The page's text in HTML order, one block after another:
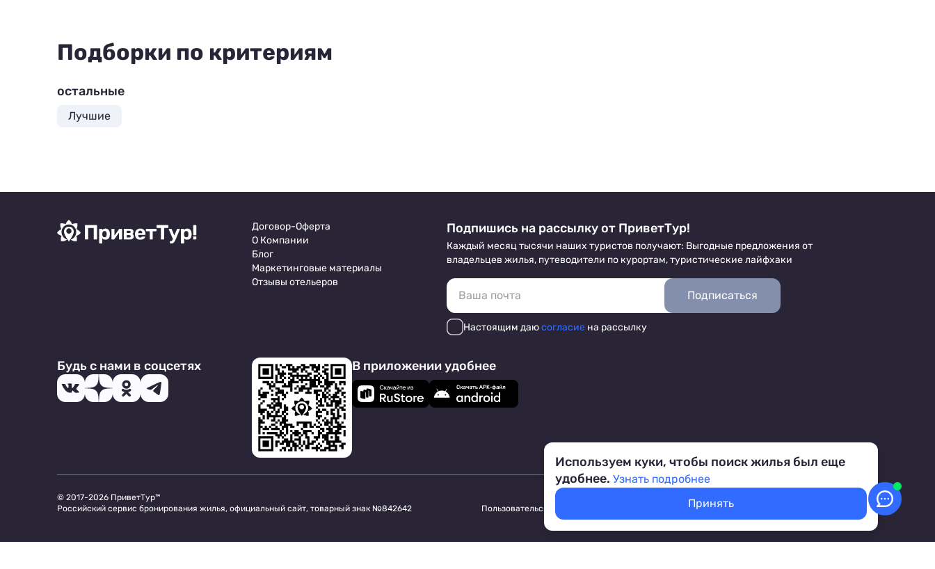
Подборки по критериям
остальные
Лучшие
Договор-Оферта
О Компании
Блог
Маркетинговые материалы
Отзывы отельеров
Подпишись на рассылку от ПриветТур!
Каждый месяц тысячи наших туристов получают: Выгодные предложения от
владельцев жилья, путеводители по курортам, туристические лайфхаки
Подписаться
Настоящим даюсогласие на рассылку
Будь с нами в соцсетях В приложении удобнее
© 2017-2026 ПриветТур™
Российский сервис бронирования жилья, официальный сайт, товарный знак №842642
Пользовательское соглашение Обработка персональных данных Условия бронирования объектов
Используем куки, чтобы поиск жилья был еще
удобнее. Узнать подробнее
Принять